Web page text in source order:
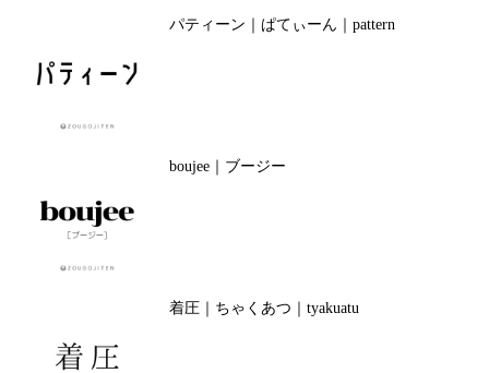
パティーン｜ぱてぃーん｜pattern
boujee｜ブージー
着圧｜ちゃくあつ｜tyakuatu